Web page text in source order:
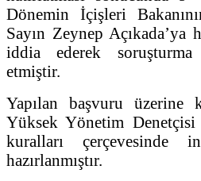
Dönemin İçişleri
Sayın Zeynep Açıkada’ya
iddia ederek soruşturma
etmiştir.
Yapılan başvuru üzerine
Yüksek Yönetim Denetçisi
kuralları çerçevesinde
hazırlanmıştır.